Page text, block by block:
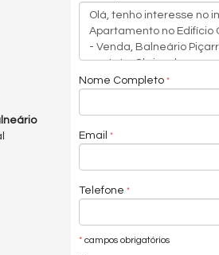
Nome Completo
Email
Telefone
* campos obrigatórios